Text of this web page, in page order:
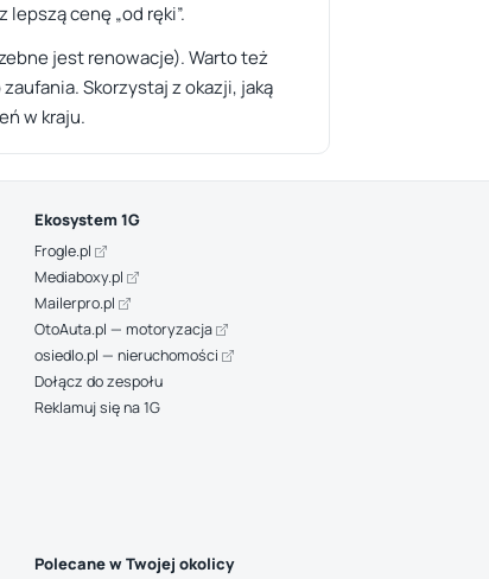
cenę „od ręki”.
jest renowacje). Warto też
Skorzystaj z okazji, jaką
w kraju.
Ekosystem 1G
Frogle.pl
Mediaboxy.pl
Mailerpro.pl
OtoAuta.pl — motoryzacja
osiedlo.pl — nieruchomości
Dołącz do zespołu
Reklamuj się na 1G
Polecane w Twojej okolicy